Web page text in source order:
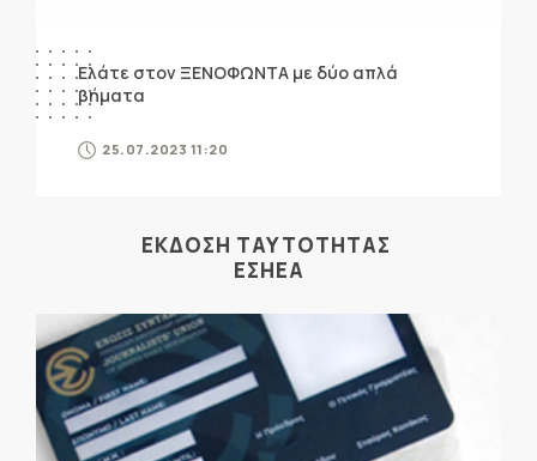
Ελάτε στον ΞΕΝΟΦΩΝΤΑ με δύο απλά
βήματα
25.07.2023 11:20
ΕΚΔΟΣΗ ΤΑΥΤΟΤΗΤΑΣ
ΕΣΗΕΑ